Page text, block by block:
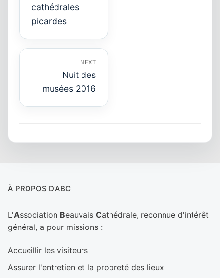
post:
cathédrales
picardes
NEXT
post:
Nuit des
musées 2016
À PROPOS D'ABC
L'Association Beauvais Cathédrale, reconnue d'intérêt
général, a pour missions :
Accueillir les visiteurs
Assurer l'entretien et la propreté des lieux